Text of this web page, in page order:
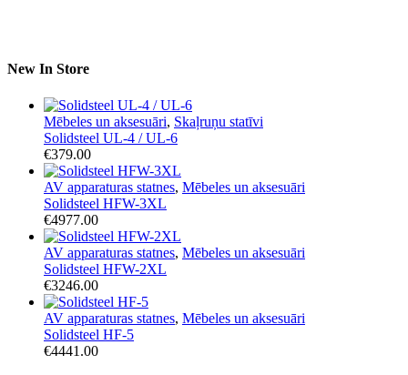
New In Store
Mēbeles un aksesuāri, Skaļruņu statīvi
Solidsteel UL-4 / UL-6
€379.00
AV apparaturas statnes, Mēbeles un aksesuāri
Solidsteel HFW-3XL
€4977.00
AV apparaturas statnes, Mēbeles un aksesuāri
Solidsteel HFW-2XL
€3246.00
AV apparaturas statnes, Mēbeles un aksesuāri
Solidsteel HF-5
€4441.00